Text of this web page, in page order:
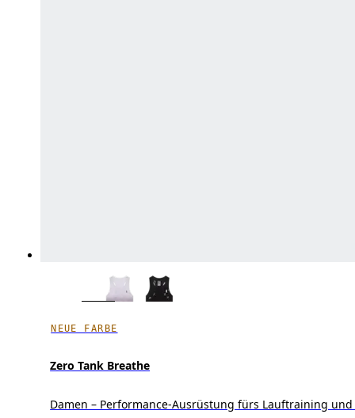
NEUE FARBE
Zero Tank Breathe
Damen – Performance-Ausrüstung fürs Lauftraining